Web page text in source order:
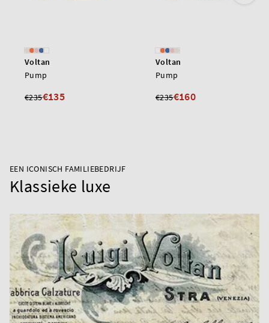
Voltan
Pump
€235€135
Voltan
Pump
€235€160
EEN ICONISCH FAMILIEBEDRIJF
Klassieke luxe